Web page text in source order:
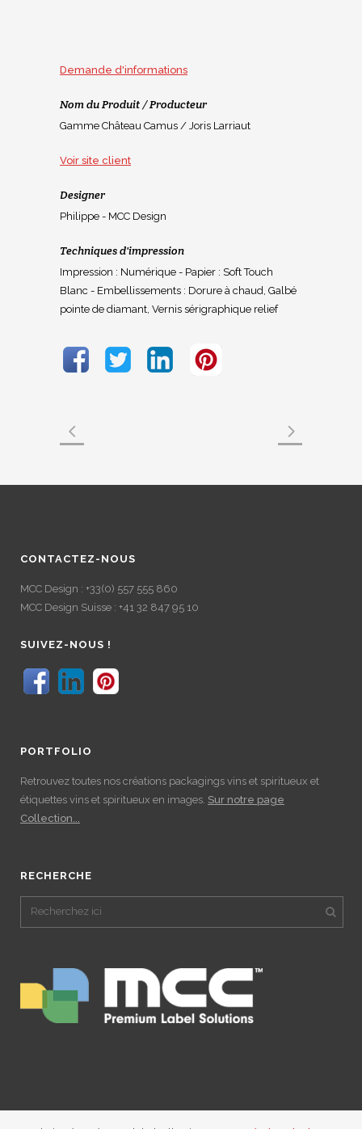
Demande d'informations
Nom du Produit / Producteur
Gamme Château Camus / Joris Larriaut
Voir site client
Designer
Philippe - MCC Design
Techniques d'impression
Impression : Numérique - Papier : Soft Touch
Blanc - Embellissements : Dorure à chaud, Galbé
pointe de diamant, Vernis sérigraphique relief
CONTACTEZ-NOUS
MCC Design : +33(0) 557 555 860
MCC Design Suisse : +41 32 847 95 10
SUIVEZ-NOUS !
PORTFOLIO
Retrouvez toutes nos créations packagings vins et spiritueux et
étiquettes vins et spiritueux en images. Sur notre page
Collection...
RECHERCHE